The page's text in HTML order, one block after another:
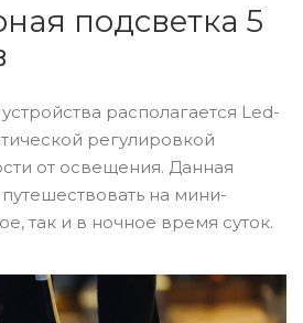
подсветка 5
располагается Led-
регулировкой
от освещения. Данная
на мини-
так и в ночное время суток.